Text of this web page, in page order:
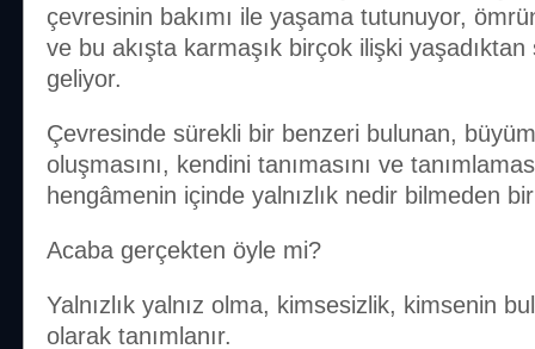
çevresinin bakımı ile yaşama tutunuyor,
ve bu akışta karmaşık birçok ilişki
geliyor.
Çevresinde sürekli bir benzeri bulunan,
oluşmasını, kendini tanımasını ve
hengâmenin içinde yalnızlık nedir bilmeden
Acaba gerçekten öyle mi?
Yalnızlık yalnız olma, kimsesizlik, kimsenin
olarak tanımlanır.